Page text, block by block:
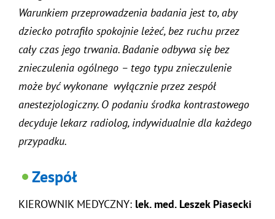
Warunkiem przeprowadzenia badania jest to, aby
dziecko potrafiło spokojnie leżeć, bez ruchu przez
cały czas jego trwania. Badanie odbywa się bez
znieczulenia ogólnego – tego typu znieczulenie
może być wykonane wyłącznie przez zespół
anestezjologiczny. O podaniu środka kontrastowego
decyduje lekarz radiolog, indywidualnie dla każdego
przypadku.
Zespół
KIEROWNIK MEDYCZNY: lek. med. Leszek Piasecki